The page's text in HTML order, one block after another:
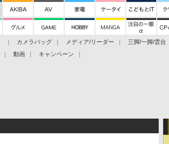
カメラバッグ メディア/リーダー 三脚/一脚/雲台
動画 キャンペーン